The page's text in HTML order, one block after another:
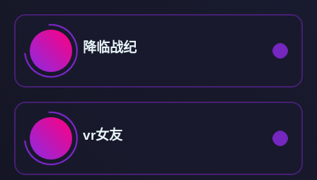
降临战纪
vr女友